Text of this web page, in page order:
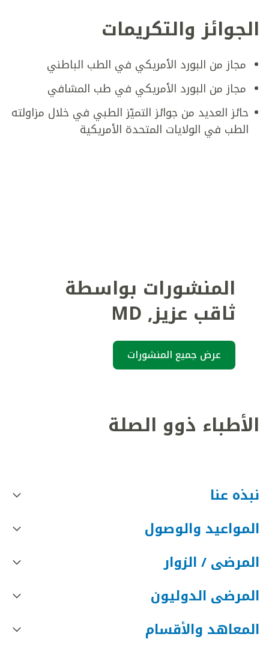
الجوائز والتكريمات
مجاز من البورد الأمريكي في الطب الباطني
مجاز من البورد الأمريكي في طب المشافي
حائز العديد من جوائز التميّز الطبي في خلال مزاولته
الطب في الولايات المتحدة الأمريكية
المنشورات بواسطة
ثاقب عزيز,
MD
عرض جميع المنشورات
الأطباء ذوو الصلة
نبذه عنا
المواعيد والوصول
المرضى / الزوار
المرضى الدوليون
المعاهد والأقسام